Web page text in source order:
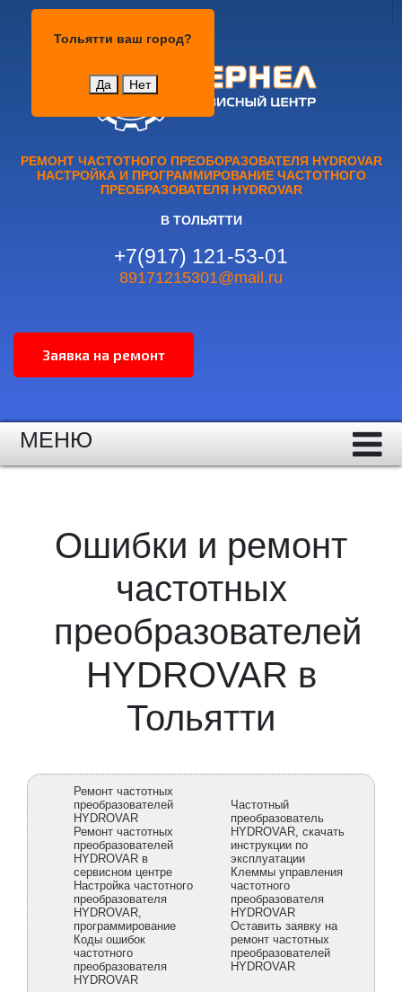
Тольятти ваш город?
Да Нет
РЕМОНТ ЧАСТОТНОГО ПРЕОБОРАЗОВАТЕЛЯ HYDROVAR
НАСТРОЙКА И ПРОГРАММИРОВАНИЕ ЧАСТОТНОГО
ПРЕОБРАЗОВАТЕЛЯ HYDROVAR
В ТОЛЬЯТТИ
+7(917) 121-53-01
89171215301@mail.ru
МЕНЮ
Ошибки и ремонт
частотных
преобразователей
HYDROVAR в
Тольятти
Ремонт частотных
преобразователей
HYDROVAR
Ремонт частотных
преобразователей
HYDROVAR в
сервисном центре
Настройка частотного
преобразователя
HYDROVAR,
программирование
Коды ошибок
частотного
преобразователя
HYDROVAR
Частотный
преобразователь
HYDROVAR, скачать
инструкции по
эксплуатации
Клеммы управления
частотного
преобразователя
HYDROVAR
Оставить заявку на
ремонт частотных
преобразователей
HYDROVAR